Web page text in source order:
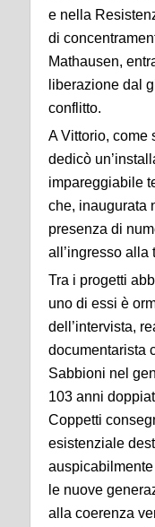
e nella
di
Mathausen,
liberazione dal
conflitto.
A Vittorio, come
dedicò
impareggiabile
che, inaugurata
presenza di
all’ingresso alla
Tra i progetti
uno di essi è
dell’intervista,
documentarista
Sabbioni nel
103 anni
Coppetti
esistenziale
le nuove
alla coerenza